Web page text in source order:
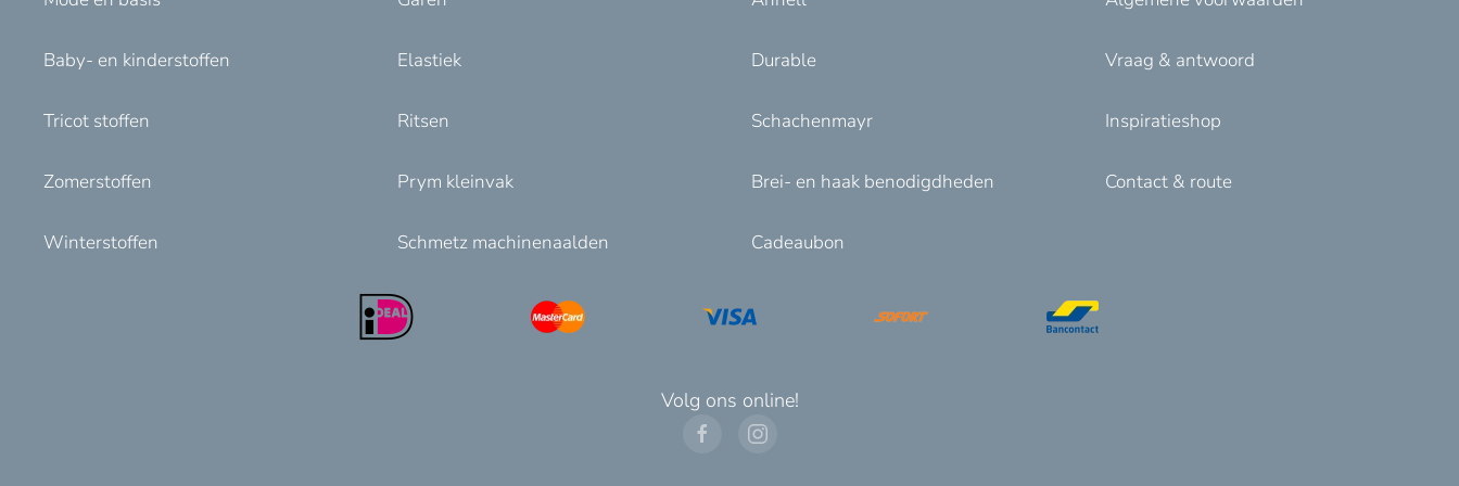
Baby- en kinderstoffen
Tricot stoffen
Zomerstoffen
Winterstoffen
Elastiek
Ritsen
Prym kleinvak
Schmetz machinenaalden
Durable
Schachenmayr
Brei- en haak benodigdheden
Cadeaubon
Vraag & antwoord
Inspiratieshop
Contact & route
Volg ons online!